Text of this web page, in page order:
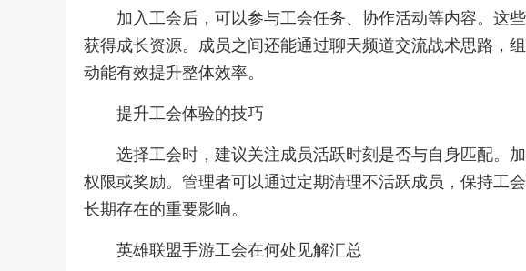
加入工会后，可以参与工会任务、协作活动等内容。这
获得成长资源。成员之间还能通过聊天频道交流战术思路，
动能有效提升整体效率。
提升工会体验的技巧
选择工会时，建议关注成员活跃时刻是否与自身匹配。
权限或奖励。管理者可以通过定期清理不活跃成员，保持工
长期存在的重要影响。
英雄联盟手游工会在何处见解汇总